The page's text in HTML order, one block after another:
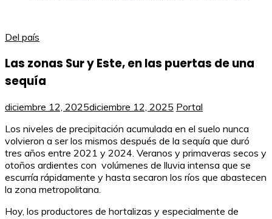
Del país
Las zonas Sur y Este, en las puertas de una
sequía
diciembre 12, 2025diciembre 12, 2025 Portal
Los niveles de precipitación acumulada en el suelo nunca
volvieron a ser los mismos después de la sequía que duró
tres años entre 2021 y 2024. Veranos y primaveras secos y
otoños ardientes con volúmenes de lluvia intensa que se
escurría rápidamente y hasta secaron los ríos que abastecen
la zona metropolitana.
Hoy, los productores de hortalizas y especialmente de